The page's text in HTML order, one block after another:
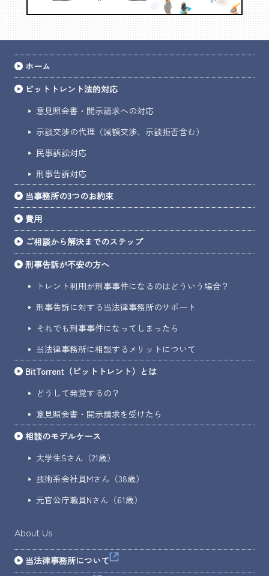
ホーム
ビットトレント法的対応
意見照会書・開示請求への対応
示談交渉の代理（減額交渉、示談拒否含む）
民事訴訟対応
刑事告訴対応
当事務所の3つのお約束
費用
ご相談から解決までのステップ
刑事告訴が不安の方へ
トレント利用が刑事事件になるのはどういう場合？
刑事告訴に対する当法律事務所のサポート
それでも刑事事件になってしまったら
当法律事務所に相談するメリットについて
BitTorrent（ビットトレント）とは
どうして発覚するの？
意見照会書・開示請求を受けたら
相談のモデルケース
大学生Sさん（21歳）
技術系会社員Mさん（38歳）
元官公庁職員Nさん（61歳）
About Us
当法律事務所について